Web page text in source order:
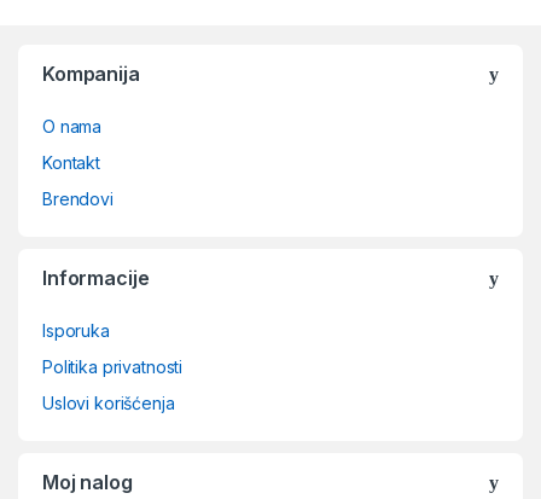
Kompanija
O nama
Kontakt
Brendovi
Informacije
Isporuka
Politika privatnosti
Uslovi korišćenja
Moj nalog